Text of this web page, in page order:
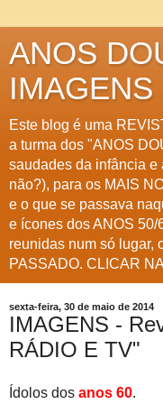
ANOS
IMAGENS
Este blog é uma
a turma dos "ANOS
saudades da infância e
não?), para os MAIS
e o que se passava
e ícones dos ANOS
reunidas num só lugar,
PASSADO. CLICAR
sexta-feira, 30 de maio de 2014
IMAGENS -
RÁDIO E TV"
Ídolos dos anos 60.